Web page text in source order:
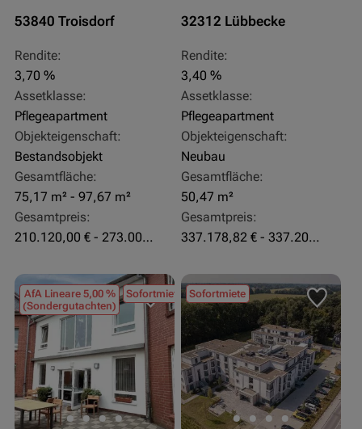
53840 Troisdorf
Rendite:
3,70 %
Assetklasse:
Pflegeapartment
Objekteigenschaft:
Bestandsobjekt
Gesamtfläche:
75,17 m² - 97,67 m²
Gesamtpreis:
210.120,00 € - 273.003,24 €
32312 Lübbecke
Rendite:
3,40 %
Assetklasse:
Pflegeapartment
Objekteigenschaft:
Neubau
Gesamtfläche:
50,47 m²
Gesamtpreis:
337.178,82 € - 337.207,06 €
AfA Lineare 5,00 %
(Sondergutachten)
Sofortmiete Sofortmiete